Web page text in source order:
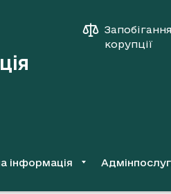
Запобігання
корупції
інформація